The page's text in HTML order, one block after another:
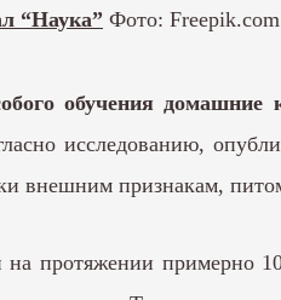
“Наука” Фото: Freepik.com
обучения
исследованию,
внешним признакам,
протяжении примерно 10